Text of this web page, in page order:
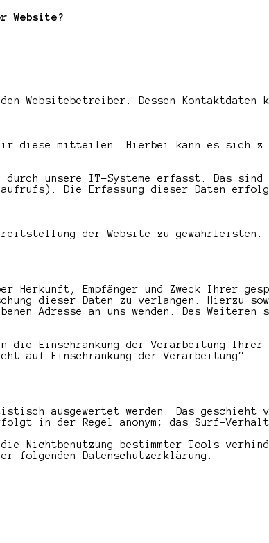
Website?
Dessen Kontaktdaten
mir diese mitteilen. Hierbei kann es sich
durch unsere IT-Systeme erfasst. Das
Die Erfassung dieser Daten
der Website zu gewährleisten.
Empfänger und Zweck Ihrer
dieser Daten zu verlangen. Hierzu
Adresse an uns wenden. Des
die Einschränkung der Verarbeitung
auf Einschränkung der Verarbeitung“.
ausgewertet werden. Das geschieht
in der Regel anonym; das Surf-
Nichtbenutzung bestimmter Tools
folgenden Datenschutzerklärung.